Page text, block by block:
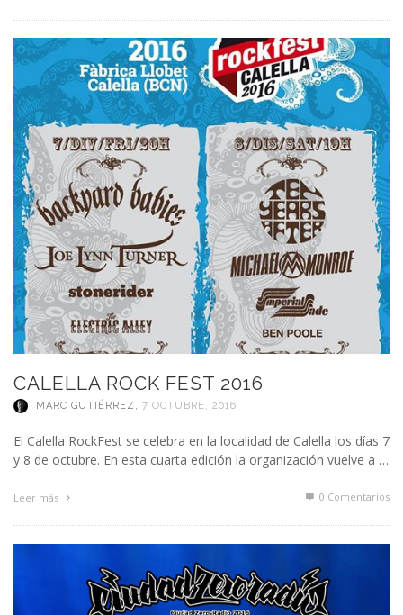
CALELLA ROCK FEST 2016
MARC GUTIÉRREZ , 7 OCTUBRE, 2016
El Calella RockFest se celebra en la localidad de Calella los días 7
y 8 de octubre. En esta cuarta edición la organización vuelve a …
Leer más 0 Comentarios